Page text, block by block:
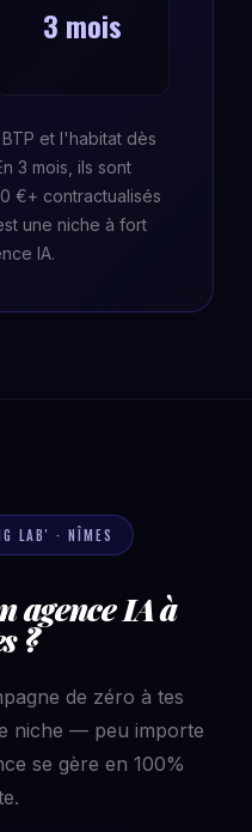
3 mois
et l'habitat dès
3 mois, ils sont
€+ contractualisés
une niche à fort
IA.
LAB' · NÎMES
agence IA à
?
de zéro à tes
niche — peu importe
se gère en 100%